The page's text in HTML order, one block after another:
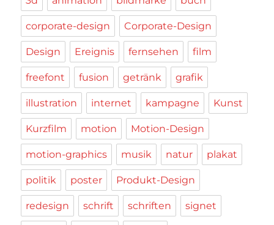
corporate-design Corporate-Design
Design Ereignis fernsehen film
freefont fusion getränk grafik
illustration internet kampagne Kunst
Kurzfilm motion Motion-Design
motion-graphics musik natur plakat
politik poster Produkt-Design
redesign schrift schriften signet